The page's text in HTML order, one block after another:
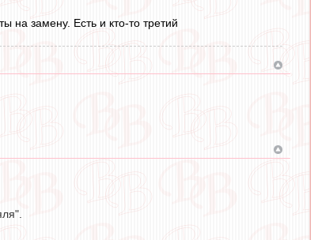
замену. Есть и кто-то третий